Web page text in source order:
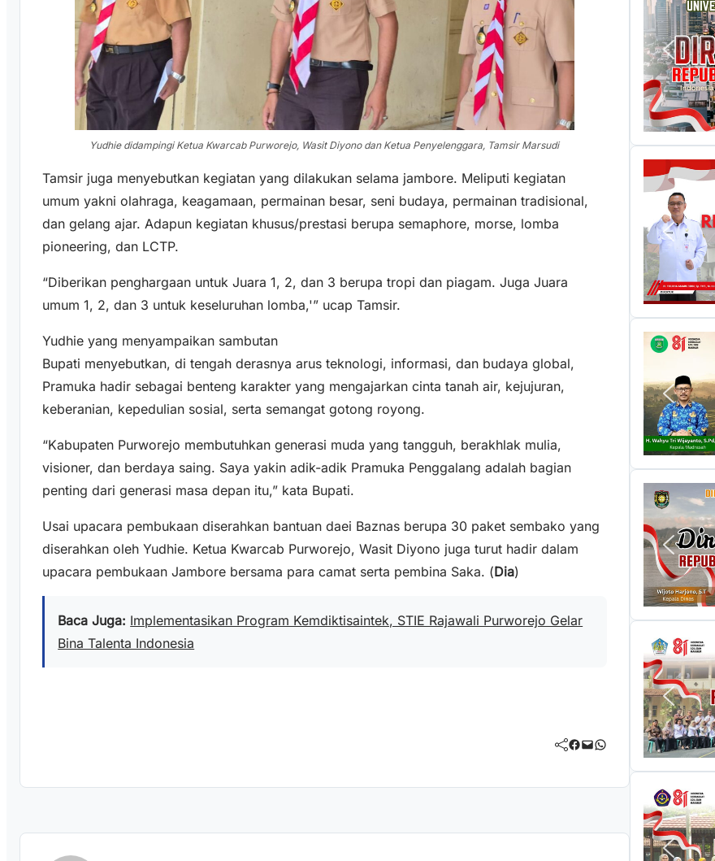
Yudhie didampingi Ketua Kwarcab Purworejo, Wasit Diyono dan Ketua Penyelenggara, Tamsir Marsudi
Tamsir juga menyebutkan kegiatan yang dilakukan selama jambore. Meliputi kegiatan
umum yakni olahraga, keagamaan, permainan besar, seni budaya, permainan tradisional,
dan gelang ajar. Adapun kegiatan khusus/prestasi berupa semaphore, morse, lomba
pioneering, dan LCTP.
“Diberikan penghargaan untuk Juara 1, 2, dan 3 berupa tropi dan piagam. Juga Juara
umum 1, 2, dan 3 untuk keseluruhan lomba,'” ucap Tamsir.
Yudhie yang menyampaikan sambutan
Bupati menyebutkan, di tengah derasnya arus teknologi, informasi, dan budaya global,
Pramuka hadir sebagai benteng karakter yang mengajarkan cinta tanah air, kejujuran,
keberanian, kepedulian sosial, serta semangat gotong royong.
“Kabupaten Purworejo membutuhkan generasi muda yang tangguh, berakhlak mulia,
visioner, dan berdaya saing. Saya yakin adik-adik Pramuka Penggalang adalah bagian
penting dari generasi masa depan itu,” kata Bupati.
Usai upacara pembukaan diserahkan bantuan daei Baznas berupa 30 paket sembako yang
diserahkan oleh Yudhie. Ketua Kwarcab Purworejo, Wasit Diyono juga turut hadir dalam
upacara pembukaan Jambore bersama para camat serta pembina Saka. (Dia)
Baca Juga: Implementasikan Program Kemdiktisaintek, STIE Rajawali Purworejo Gelar
Bina Talenta Indonesia
Facebook Mail WhatsApp